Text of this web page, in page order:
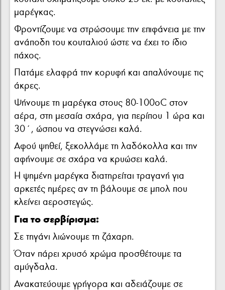
μαρέγκας.
Φροντίζουμε να στρώσουμε την επιφάνεια με την
ανάποδη του κουταλιού ώστε να έχει το ίδιο
πάχος.
Πατάμε ελαφρά την κορυφή και απαλύνουμε τις
άκρες.
Ψήνουμε τη μαρέγκα στους 80-100οC στον
αέρα, στη μεσαία σχάρα, για περίπου 1 ώρα και
30΄, ώσπου να στεγνώσει καλά.
Αφού ψηθεί, ξεκολλάμε τη λαδόκολλα και την
αφήνουμε σε σχάρα να κρυώσει καλά.
Η ψημένη μαρέγκα διατηρείται τραγανή για
αρκετές ημέρες αν τη βάλουμε σε μπολ που
κλείνει αεροστεγώς.
Για το σερβίρισμα:
Σε τηγάνι λιώνουμε τη ζάχαρη.
Όταν πάρει χρυσό χρώμα προσθέτουμε τα
αμύγδαλα.
Ανακατεύουμε γρήγορα και αδειάζουμε σε